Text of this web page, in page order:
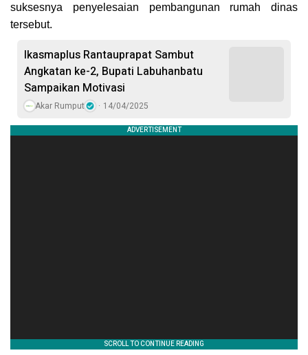
suksesnya penyelesaian pembangunan rumah dinas
tersebut.
Ikasmaplus Rantauprapat Sambut
Angkatan ke-2, Bupati Labuhanbatu
Sampaikan Motivasi
Akar Rumput 14/04/2025